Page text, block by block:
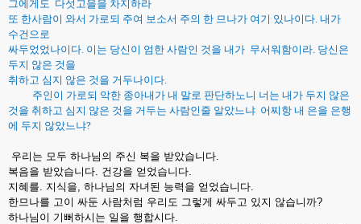
그에게도 다섯고을을 차지하라
또 한사람이 와서 가로되 주여 보소서 주의 한 므나가 여기 있나이다. 내가
수건으로
싸두었었나이다. 이는 당신이 엄한 사람인 것을 내가 무서워함이라. 당신은
두지 않은 것을
취하고 심지 않은 것을 거두나이다.
주인이 가로되 악한 종아내가 내 말로 판단하노니 너는 내가 두지 않은
것을 취하고 심지 않은 것을 거두는 사람인줄 알았느냐 어찌항 내 은을 은행
에 두지 않았느냐?
우리는 모두 하나님의 주신 복을 받았습니다.
복음을 받았습니다. 건강을 얻었습니다.
지혜를. 지식을, 하나님의 자녀된 능력을 얻었습니다.
한므나를 고이 싸둔 사람처럼 우리도 그렇게 싸두고 있지 않습니까?
하나님이 기뻐하시는 일을 행합시다.